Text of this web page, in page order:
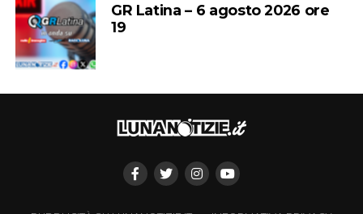
A queste misure si aggiunge l’ordinanza già in vigore per
la tutela del decoro civico. Il provvedimento vieta il
bivacco nelle piazze, nelle strade, nei luoghi pubblici e
prossimità dei pubblici esercizi.
Vietato anche abbandonare o disseminare avanzi di cibo
Le regole riguardano inoltre l’abbigliamento negli spazi
urbani: non è consentito passeggiare nelle strade e
GR Latina – 6 agosto 2026 ore
19